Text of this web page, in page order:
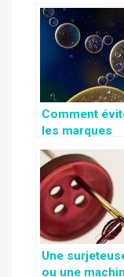
maison pré
fabriquée ?
Comment
les marques
dans votre
baignoire?
Une
ou une